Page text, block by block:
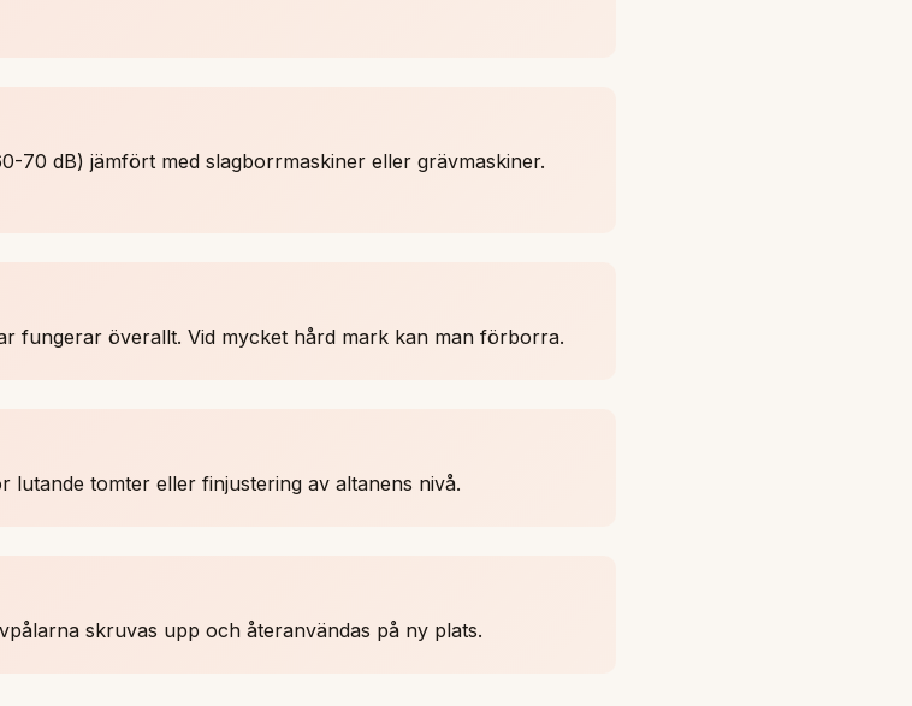
70 dB) jämfört med slagborrmaskiner eller grävmaskiner.
fungerar överallt. Vid mycket hård mark kan man förborra.
tomter eller finjustering av altanens nivå.
skruvas upp och återanvändas på ny plats.